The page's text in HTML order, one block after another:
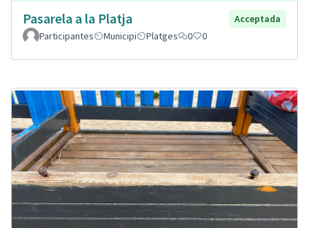
Pasarela a la Platja
Acceptada
Participantes
Municipi Platges 0 0